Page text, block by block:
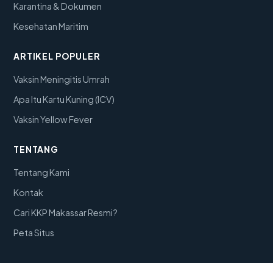
Karantina & Dokumen
Kesehatan Maritim
ARTIKEL POPULER
Vaksin Meningitis Umrah
Apa Itu Kartu Kuning (ICV)
Vaksin Yellow Fever
TENTANG
Tentang Kami
Kontak
Cari KKP Makassar Resmi?
Peta Situs